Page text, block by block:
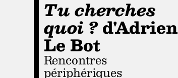
Tu cherches
quoi ?d'Adrien
Le Bot
Rencontres
périphériques